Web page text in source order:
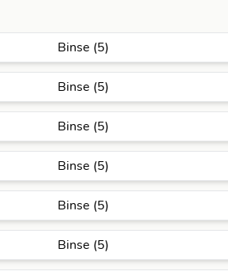
Binse (5)
Binse (5)
Binse (5)
Binse (5)
Binse (5)
Binse (5)